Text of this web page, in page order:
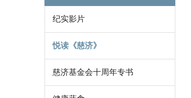
纪实影片
悦读《慈济》
慈济基金会十周年专书